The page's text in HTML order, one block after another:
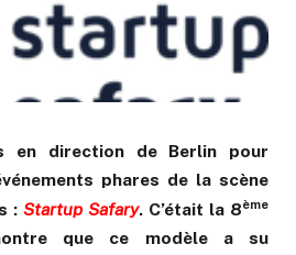
en direction de Berlin pour
phares de la scène
: Startup Safary. C’était la 8ème
que ce modèle a su